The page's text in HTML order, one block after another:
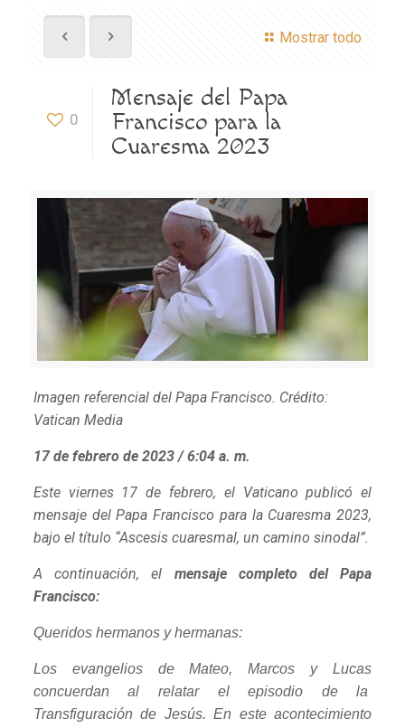
Mostrar todo
0
Mensaje del Papa
Francisco para la
Cuaresma 2023
Imagen referencial del Papa Francisco. Crédito:
Vatican Media
17 de febrero de 2023 / 6:04 a. m.
Este viernes 17 de febrero, el Vaticano publicó el
mensaje del Papa Francisco para la Cuaresma 2023,
bajo el título “Ascesis cuaresmal, un camino sinodal”.
A continuación, el mensaje completo del Papa
Francisco:
Queridos hermanos y hermanas:
Los evangelios de Mateo, Marcos y Lucas
concuerdan al relatar el episodio de la
Transfiguración de Jesús. En este acontecimiento